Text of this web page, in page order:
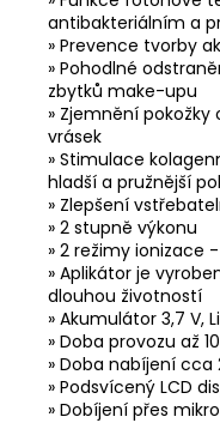
antibakteriálním a
» Prevence tvorby
» Pohodlné
zbytků make-upu
» Zjemnění
vrásek
» Stimulace
hladší a pružnější
» Zlepšení
» 2 stupně výkonu
» 2 režimy ionizace
» Aplikátor je
dlouhou životností
» Akumulátor 3,7 V,
» Doba provozu až
» Doba nabíjení cca
» Podsvícený LCD
» Dobíjení přes